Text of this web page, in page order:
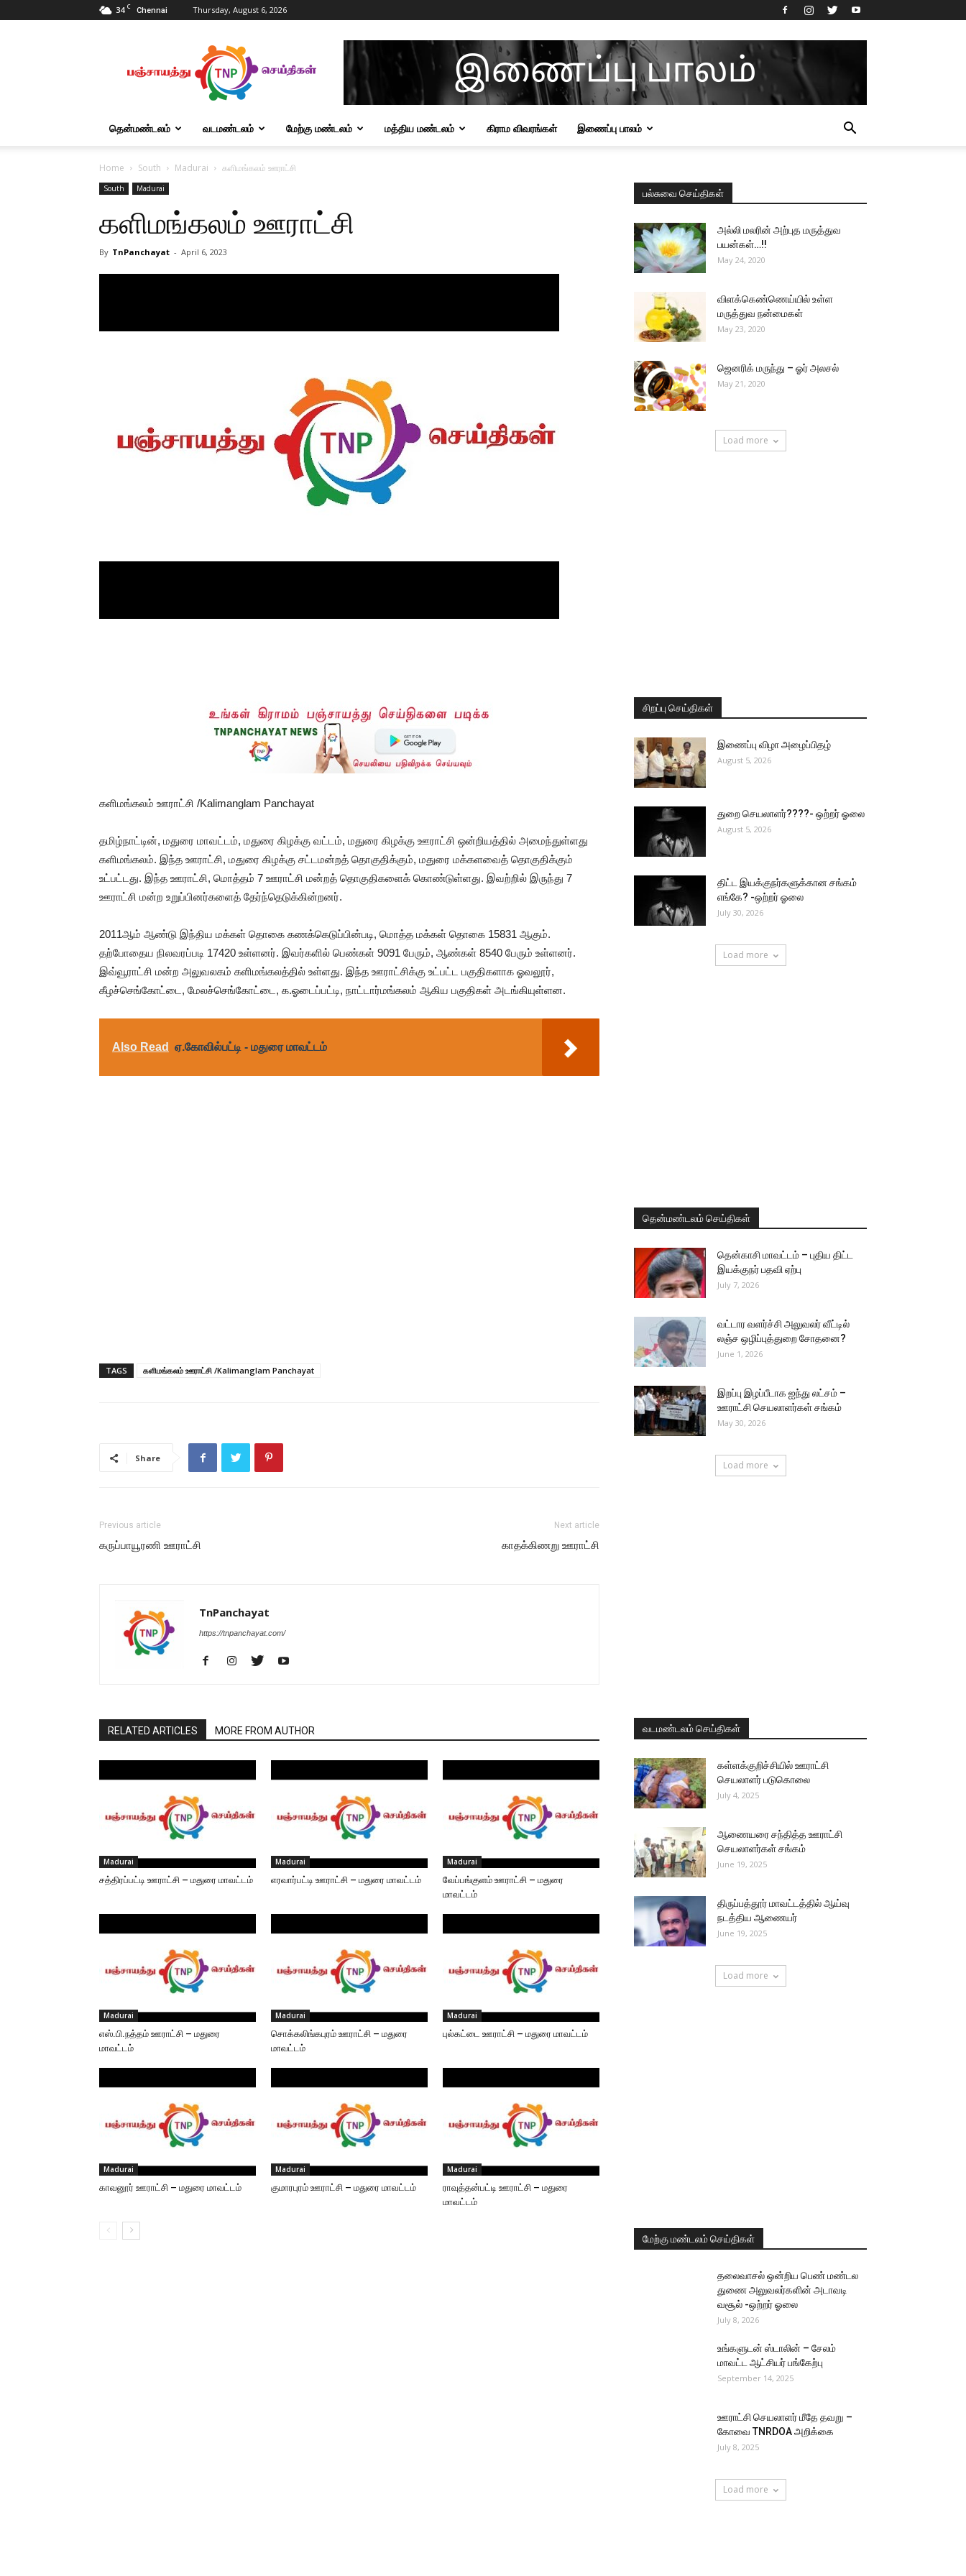
34 C Chennai Thursday, August 6, 2026
Tnpanchayat
தென்மண்டலம் வடமண்டலம் மேற்கு மண்டலம் மத்திய மண்டலம் கிராம விவரங்கள் இணைப்பு பாலம்
Home South Madurai களிமங்கலம் ஊராட்சி
South Madurai
களிமங்கலம் ஊராட்சி
By TnPanchayat - April 6, 2023
களிமங்கலம் ஊராட்சி /Kalimanglam Panchayat
தமிழ்நாட்டின், மதுரை மாவட்டம், மதுரை கிழக்கு வட்டம், மதுரை கிழக்கு ஊராட்சி ஒன்றியத்தில் அமைந்துள்ளது
களிமங்கலம். இந்த ஊராட்சி, மதுரை கிழக்கு சட்டமன்றத் தொகுதிக்கும், மதுரை மக்களவைத் தொகுதிக்கும்
உட்பட்டது. இந்த ஊராட்சி, மொத்தம் 7 ஊராட்சி மன்றத் தொகுதிகளைக் கொண்டுள்ளது. இவற்றில் இருந்து 7
ஊராட்சி மன்ற உறுப்பினர்களைத் தேர்ந்தெடுக்கின்றனர்.
2011ஆம் ஆண்டு இந்திய மக்கள் தொகை கணக்கெடுப்பின்படி, மொத்த மக்கள் தொகை 15831 ஆகும்.
தற்போதைய நிலவரப்படி 17420 உள்ளனர். இவர்களில் பெண்கள் 9091 பேரும், ஆண்கள் 8540 பேரும் உள்ளனர்.
இவ்வூராட்சி மன்ற அலுவலகம் களிமங்கலத்தில் உள்ளது. இந்த ஊராட்சிக்கு உட்பட்ட பகுதிகளாக ஓவலூர்,
கீழச்செங்கோட்டை, மேலச்செங்கோட்டை, க.ஓடைப்பட்டி, நாட்டார்மங்கலம் ஆகிய பகுதிகள் அடங்கியுள்ளன.
Also Read ஏ.கோவில்பட்டி - மதுரை மாவட்டம்
TAGS களிமங்கலம் ஊராட்சி /Kalimanglam Panchayat
Share
Previous article
கருப்பாயூரணி ஊராட்சி
Next article
காதக்கிணறு ஊராட்சி
TnPanchayat
https://tnpanchayat.com/
RELATED ARTICLES MORE FROM AUTHOR
Madurai
சத்திரப்பட்டி ஊராட்சி – மதுரை மாவட்டம்
Madurai
எரவார்பட்டி ஊராட்சி – மதுரை மாவட்டம்
Madurai
வேப்பங்குளம் ஊராட்சி – மதுரை
மாவட்டம்
Madurai
எஸ்.பி.நத்தம் ஊராட்சி – மதுரை
மாவட்டம்
Madurai
சொக்கலிங்கபுரம் ஊராட்சி – மதுரை
மாவட்டம்
Madurai
புல்கட்டை ஊராட்சி – மதுரை மாவட்டம்
Madurai
காவனூர் ஊராட்சி – மதுரை மாவட்டம்
Madurai
குமாரபுரம் ஊராட்சி – மதுரை மாவட்டம்
Madurai
ராவுத்தன்பட்டி ஊராட்சி – மதுரை
மாவட்டம்
பல்சுவை செய்திகள்
அல்லி மலரின் அற்புத மருத்துவ
பயன்கள்…!!
May 24, 2020
விளக்கெண்ணெய்யில் உள்ள
மருத்துவ நன்மைகள்
May 23, 2020
ஜெனரிக் மருந்து – ஓர் அலசல்
May 21, 2020
Load more
சிறப்பு செய்திகள்
இணைப்பு விழா அழைப்பிதழ்
August 5, 2026
துறை செயலாளர்????- ஒற்றர் ஓலை
August 5, 2026
திட்ட இயக்குநர்களுக்கான சங்கம்
எங்கே? -ஒற்றர் ஓலை
July 30, 2026
Load more
தென்மண்டலம் செய்திகள்
தென்காசி மாவட்டம் – புதிய திட்ட
இயக்குநர் பதவி ஏற்பு
July 7, 2026
வட்டார வளர்ச்சி அலுவலர் வீட்டில்
லஞ்ச ஒழிப்புத்துறை சோதனை?
June 1, 2026
இறப்பு இழப்பீடாக ஐந்து லட்சம் –
ஊராட்சி செயலாளர்கள் சங்கம்
May 30, 2026
Load more
வடமண்டலம் செய்திகள்
கள்ளக்குறிச்சியில் ஊராட்சி
செயலாளர் படுகொலை
July 4, 2025
ஆணையரை சந்தித்த ஊராட்சி
செயலாளர்கள் சங்கம்
June 19, 2025
திருப்பத்தூர் மாவட்டத்தில் ஆய்வு
நடத்திய ஆணையர்
June 19, 2025
Load more
மேற்கு மண்டலம் செய்திகள்
தலைவாசல் ஒன்றிய பெண் மண்டல
துணை அலுவலர்களின் அடாவடி
வசூல் -ஒற்றர் ஓலை
July 8, 2026
உங்களுடன் ஸ்டாலின் – சேலம்
மாவட்ட ஆட்சியர் பங்கேற்பு
September 14, 2025
ஊராட்சி செயலாளர் மீதே தவறு –
கோவை TNRDOA அறிக்கை
July 8, 2025
Load more